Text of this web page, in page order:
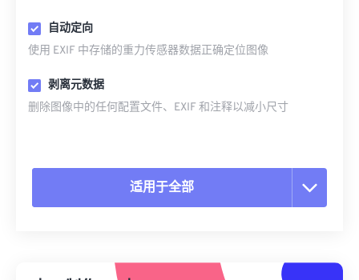
自动定向
使用 EXIF 中存储的重力传感器数据正确定位图像
剥离元数据
删除图像中的任何配置文件、EXIF 和注释以减小尺寸
适用于全部
从预设应用